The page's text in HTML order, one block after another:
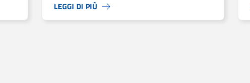
i imprese sociali nell’Area Reventino-Savuto.
LEGGI DI PIÙ